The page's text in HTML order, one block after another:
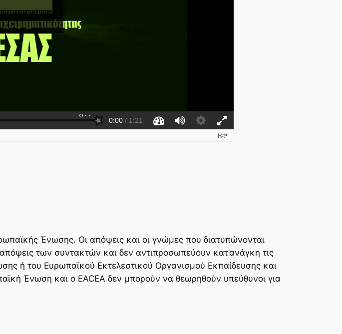
Ένωσης. Οι απόψεις και οι γνώμες που διατυπώνονται
των συντακτών και δεν αντιπροσωπεύουν κατ’ανάγκη τις
ή του Ευρωπαϊκού Εκτελεστικού Οργανισμού Εκπαίδευσης και
Ένωση και ο EACEA δεν μπορούν να θεωρηθούν υπεύθυνοι για